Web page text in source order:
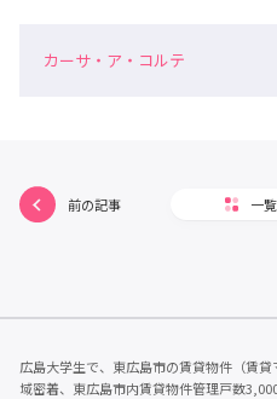
カーサ・ア・コルテ
前の記事 一
広島大学生で、東広島市の賃貸物件（賃
域密着、東広島市内賃貸物件管理戸数